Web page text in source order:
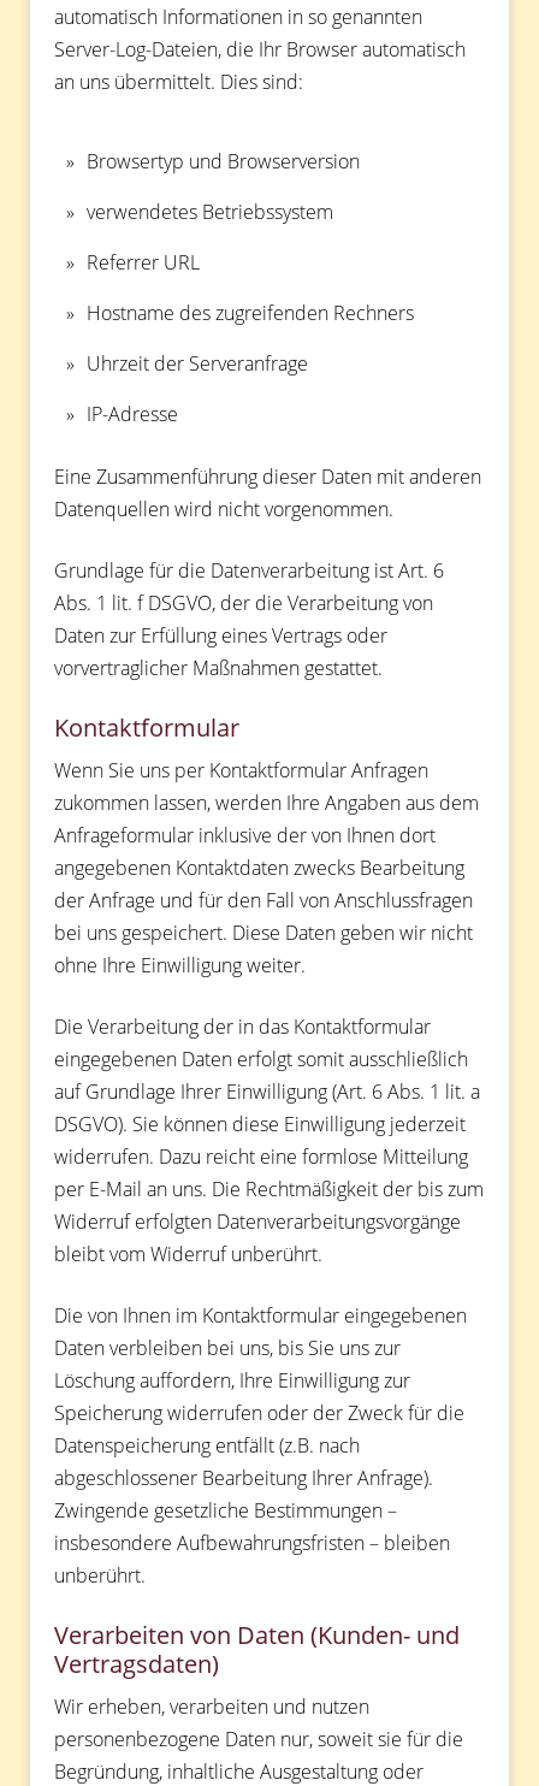
automatisch Informationen in so genannten
Server-Log-Dateien, die Ihr Browser automatisch
an uns übermittelt. Dies sind:
Browsertyp und Browserversion
verwendetes Betriebssystem
Referrer URL
Hostname des zugreifenden Rechners
Uhrzeit der Serveranfrage
IP-Adresse
Eine Zusammenführung dieser Daten mit anderen
Datenquellen wird nicht vorgenommen.
Grundlage für die Datenverarbeitung ist Art. 6
Abs. 1 lit. f DSGVO, der die Verarbeitung von
Daten zur Erfüllung eines Vertrags oder
vorvertraglicher Maßnahmen gestattet.
Kontaktformular
Wenn Sie uns per Kontaktformular Anfragen
zukommen lassen, werden Ihre Angaben aus dem
Anfrageformular inklusive der von Ihnen dort
angegebenen Kontaktdaten zwecks Bearbeitung
der Anfrage und für den Fall von Anschlussfragen
bei uns gespeichert. Diese Daten geben wir nicht
ohne Ihre Einwilligung weiter.
Die Verarbeitung der in das Kontaktformular
eingegebenen Daten erfolgt somit ausschließlich
auf Grundlage Ihrer Einwilligung (Art. 6 Abs. 1 lit. a
DSGVO). Sie können diese Einwilligung jederzeit
widerrufen. Dazu reicht eine formlose Mitteilung
per E-Mail an uns. Die Rechtmäßigkeit der bis zum
Widerruf erfolgten Datenverarbeitungsvorgänge
bleibt vom Widerruf unberührt.
Die von Ihnen im Kontaktformular eingegebenen
Daten verbleiben bei uns, bis Sie uns zur
Löschung auffordern, Ihre Einwilligung zur
Speicherung widerrufen oder der Zweck für die
Datenspeicherung entfällt (z.B. nach
abgeschlossener Bearbeitung Ihrer Anfrage).
Zwingende gesetzliche Bestimmungen –
insbesondere Aufbewahrungsfristen – bleiben
unberührt.
Verarbeiten von Daten (Kunden- und
Vertragsdaten)
Wir erheben, verarbeiten und nutzen
personenbezogene Daten nur, soweit sie für die
Begründung, inhaltliche Ausgestaltung oder